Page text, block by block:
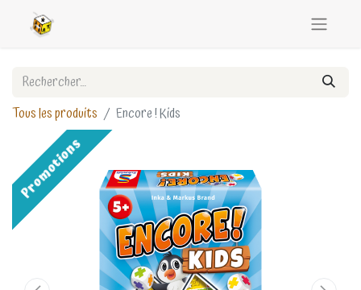
Tous les produits Encore ! Kids
Promotions